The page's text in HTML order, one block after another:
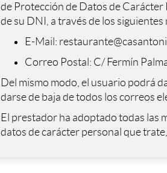
de Protección de Datos de
de su DNI, a través de los siguientes
E-Mail:
Correo Postal: C/ Fermín
Del mismo modo, el usuario podrá
darse de baja de todos los correos
El prestador ha adoptado todas las
datos de carácter personal que